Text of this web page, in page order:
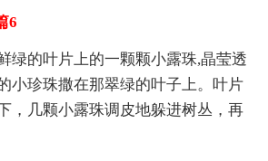
6
绿的叶片上的一颗颗小露珠,晶莹透
小珍珠撒在那翠绿的叶子上。叶片
，几颗小露珠调皮地躲进树丛，再